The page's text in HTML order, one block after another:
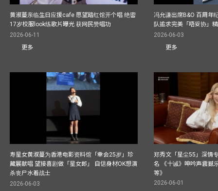
黄淑蔓亲临生日应援cafe 愿望踏红馆开个唱 绝密
17岁校服look练歌片曝光 获网民赞唱功
2026-06-11
更多
冯允谦出席B&O 百周年
队追求完美「唔妥协」
2026-06-03
更多
寿星女黄淑蔓为香港电影资料馆「幸会25岁」珍
藏展献唱 望接喜剧做「星女郎」 自信身材OK想演
杀丧尸水着战士
2026-06-03
郑秀文「星尘55」深情
名 《十诫》呻吟声震撼
等》
2026-06-01